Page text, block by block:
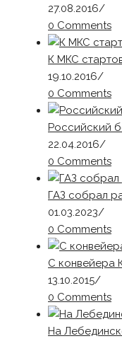
27.08.2016/
0 Comments
К МКС
19.10.2016/
0 Comments
Российский
22.04.2016/
0 Comments
ГАЗ собрал
01.03.2023/
0 Comments
С конвейера
13.10.2015/
0 Comments
На